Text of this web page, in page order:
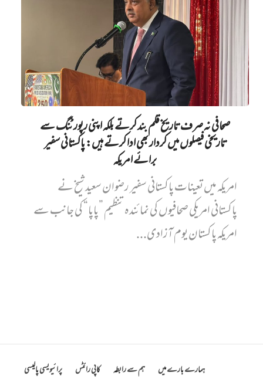
صحافی نہ صرف تاریخ قلم بند کرتے بلکہ اپنی رپورٹنگ سے
تاریخی فیصلوں میں کردار بھی ادا کرتے ہیں: پاکستانی سفیر
برائے امریکہ
امریکہ میں تعینات پاکستانی سفیر رضوان سعید شیخ نے
پاکستانی امریکی صحافیوں کی نمائندہ تنظیم ”پاپا“ کی جانب سے
امریکہ پاکستان یوم آزادی...
ہمارے بارے میں ہم سے رابطہ کاپی رائٹس پرائیویسی پالیسی